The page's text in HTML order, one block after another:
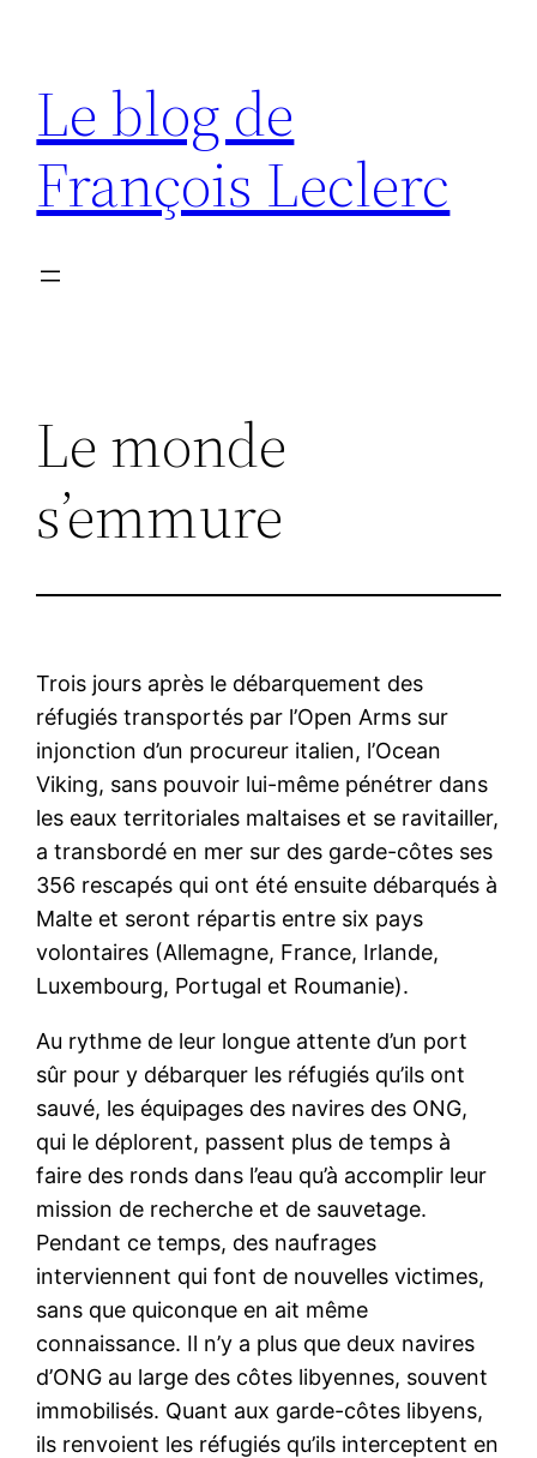
contenu
Le blog de
François Leclerc
Le monde
s’emmure
Trois jours après le débarquement des
réfugiés transportés par l’Open Arms sur
injonction d’un procureur italien, l’Ocean
Viking, sans pouvoir lui-même pénétrer dans
les eaux territoriales maltaises et se ravitailler,
a transbordé en mer sur des garde-côtes ses
356 rescapés qui ont été ensuite débarqués à
Malte et seront répartis entre six pays
volontaires (Allemagne, France, Irlande,
Luxembourg, Portugal et Roumanie).
Au rythme de leur longue attente d’un port
sûr pour y débarquer les réfugiés qu’ils ont
sauvé, les équipages des navires des ONG,
qui le déplorent, passent plus de temps à
faire des ronds dans l’eau qu’à accomplir leur
mission de recherche et de sauvetage.
Pendant ce temps, des naufrages
interviennent qui font de nouvelles victimes,
sans que quiconque en ait même
connaissance. Il n’y a plus que deux navires
d’ONG au large des côtes libyennes, souvent
immobilisés. Quant aux garde-côtes libyens,
ils renvoient les réfugiés qu’ils interceptent en